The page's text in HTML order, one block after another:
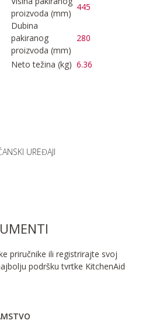
proizvoda (mm)
445
Dubina
pakiranog
proizvoda (mm)
280
Neto težina (kg) 6.36
UREĐAJI
priručnike ili registrirajte svoj
podršku tvrtke KitchenAid